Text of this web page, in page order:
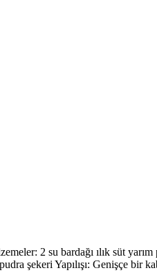
2 su bardağı ılık süt yarım
şekeri Yapılışı: Genişçe bir